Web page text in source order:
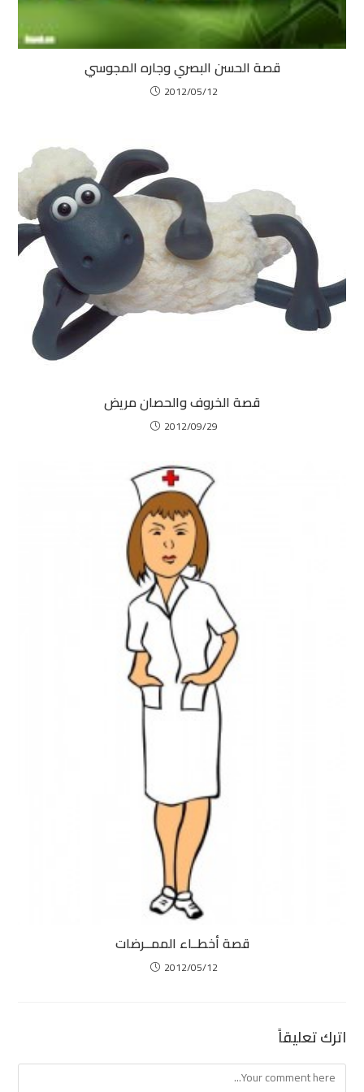
قصة الحسن البصري وجاره المجوسي
2012/05/12
قصة الخروف والحصان مريض
2012/09/29
قصة أخطــاء الممــرضات
2012/05/12
اترك تعليقاً
Comment